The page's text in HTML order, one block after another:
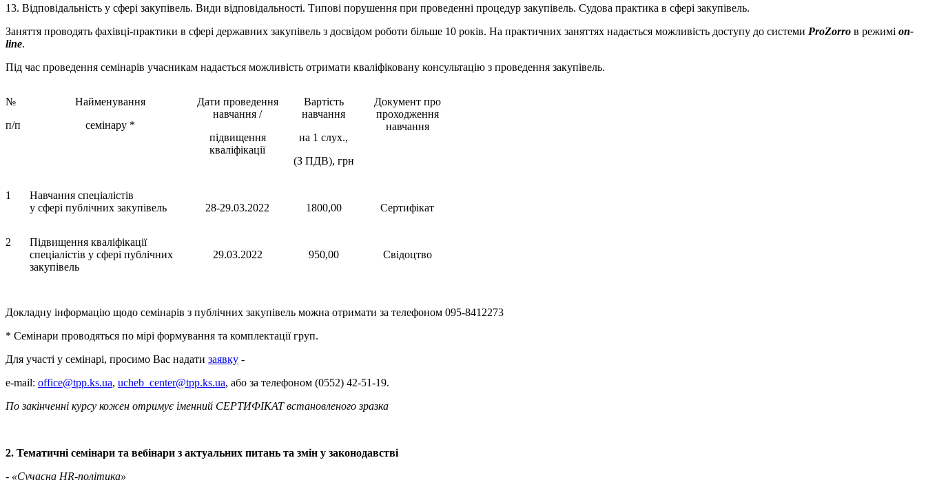
13. Відповідальність у сфері закупівель. Види відповідальності. Типові порушення при проведенні процедур закупівель. Судова практика в сфері закупівель.
Заняття проводять фахівці-практики в сфері державних закупівель з досвідом роботи більше 10 років. На практичних заняттях надається можливість доступу до системи ProZorro в режимі on-
line.
Під час проведення семінарів учасникам надається можливість отримати кваліфіковану консультацію з проведення закупівель.
№
п/п
Найменування
семінару *
Дати проведення
навчання /
підвищення
кваліфікації
Вартість
навчання
на 1 слух.,
(З ПДВ), грн
Документ про
проходження
навчання
1
Навчання спеціалістів
у сфері публічних закупівель
28-29.03.2022 1800,00 Сертифікат
2
Підвищення кваліфікації
спеціалістів у сфері публічних
закупівель
29.03.2022 950,00 Свідоцтво
Докладну інформацію щодо семінарів з публічних закупівель можна отримати за телефоном 095-8412273
* Семінари проводяться по мірі формування та комплектації груп.
Для участі у семінарі, просимо Вас надати заявку -
e-mail: office@tpp.ks.ua, ucheb_center@tpp.ks.ua, або за телефоном (0552) 42-51-19.
По закінченні курсу кожен отримує іменний СЕРТИФІКАТ встановленого зразка
2. Тематичні семінари та вебінари з актуальних питань та змін у законодавстві
- «Сучасна HR-політика»